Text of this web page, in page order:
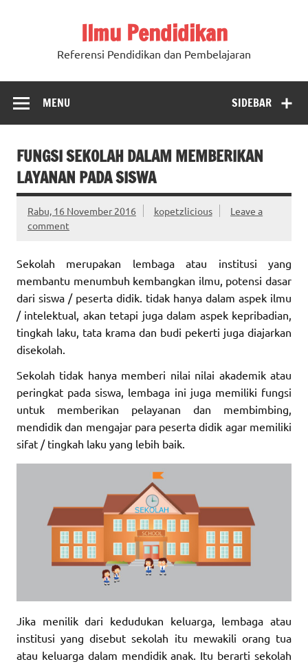
Ilmu Pendidikan
Referensi Pendidikan dan Pembelajaran
SIDEBAR
MENU
FUNGSI SEKOLAH DALAM MEMBERIKAN
LAYANAN PADA SISWA
Rabu, 16 November 2016 kopetzlicious
Leave a
comment
Sekolah merupakan lembaga atau institusi yang
membantu menumbuh kembangkan ilmu, potensi dasar
dari siswa / peserta didik. tidak hanya dalam aspek ilmu
/ intelektual, akan tetapi juga dalam aspek kepribadian,
tingkah laku, tata krama dan budi pekerti juga diajarkan
disekolah.
Sekolah tidak hanya memberi nilai nilai akademik atau
peringkat pada siswa, lembaga ini juga memiliki fungsi
untuk memberikan pelayanan dan membimbing,
mendidik dan mengajar para peserta didik agar memiliki
sifat / tingkah laku yang lebih baik.
Jika menilik dari kedudukan keluarga, lembaga atau
institusi yang disebut sekolah itu mewakili orang tua
atau keluarga dalam mendidik anak. Itu berarti sekolah